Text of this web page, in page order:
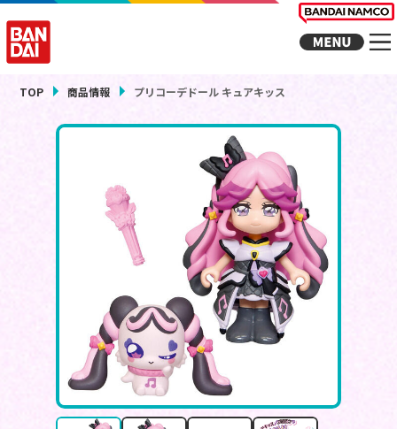
TOP 商品情報 プリコーデドール キュアキッス